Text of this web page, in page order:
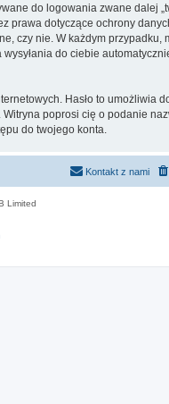
do logowania zwane dalej
prawa dotyczące ochrony
czy nie. W każdym
do ciebie
Hasło to umożliwia
Witryna poprosi cię o podanie
do twojego konta.
Kontakt z nami
Limited